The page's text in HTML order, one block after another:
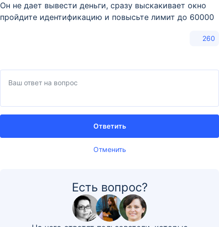
Он не дает вывести деньги, сразу выскакивает окно
пройдите идентификацию и повысьте лимит до 60000
260
Отменить
Ответить
Есть вопрос?